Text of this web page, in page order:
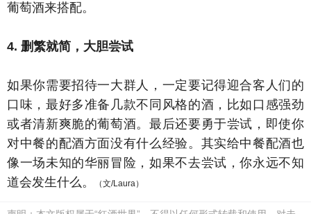
葡萄酒来搭配。
4. 删繁就简，大胆尝试
如果你需要招待一大群人，一定要记得迎合客人们的
口味，最好多准备几款不同风格的酒，比如口感强劲
或者清新爽脆的葡萄酒。最后还要勇于尝试，即使你
对中餐的配酒方面没有什么经验。其实给中餐配酒也
像一场未知的华丽冒险，如果不去尝试，你永远不知
道会发生什么。
（文/Laura）